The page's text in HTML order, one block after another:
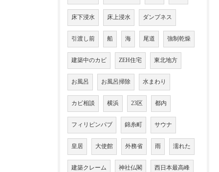
床下浸水 床上浸水 ダンプネス
引渡し前 船 海 尾道 強制乾燥
建築中のカビ ZEH住宅 東北地方
お風呂 お風呂掃除 水まわり
カビ相談 横浜 23区 都内
フィリピンパブ 錦糸町 サウナ
皇居 大使館 外務省 雨 濡れた
建築クレーム 神社仏閣 西日本最高峰